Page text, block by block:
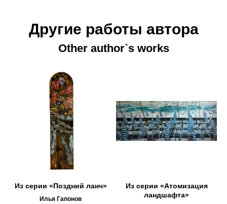
Другие работы автора
Other author`s works
Из серии «Поздний ланч»
Илья Гапонов
Из серии «Атомизация
ландшафта»